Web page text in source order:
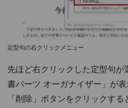
定型句の右クリックメニュー
先ほど右クリックした定型句が
書パーツ オーガナイザー」が
「削除」ボタンをクリックす